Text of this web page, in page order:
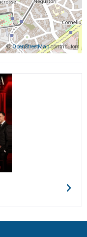
©OpenStreetMapcontributors